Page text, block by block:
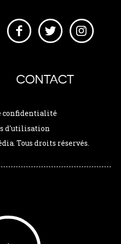
CONTACT
confidentialité
d'utilisation
Tous droits réservés.